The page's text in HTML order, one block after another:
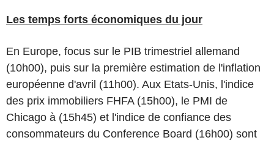
Les temps forts économiques du jour
En Europe, focus sur le PIB trimestriel allemand
(10h00), puis sur la première estimation de l'inflation
européenne d'avril (11h00). Aux Etats-Unis, l'indice
des prix immobiliers FHFA (15h00), le PMI de
Chicago à (15h45) et l'indice de confiance des
consommateurs du Conference Board (16h00) sont